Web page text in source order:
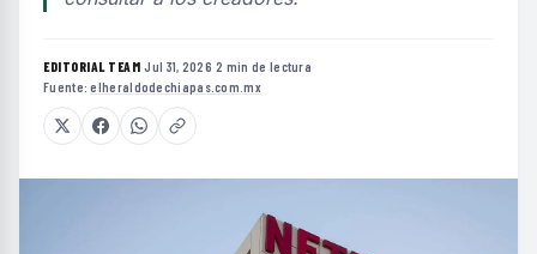
EDITORIAL TEAM·Jul 31, 2026·2 min de lectura·
Fuente:elheraldodechiapas.com.mx